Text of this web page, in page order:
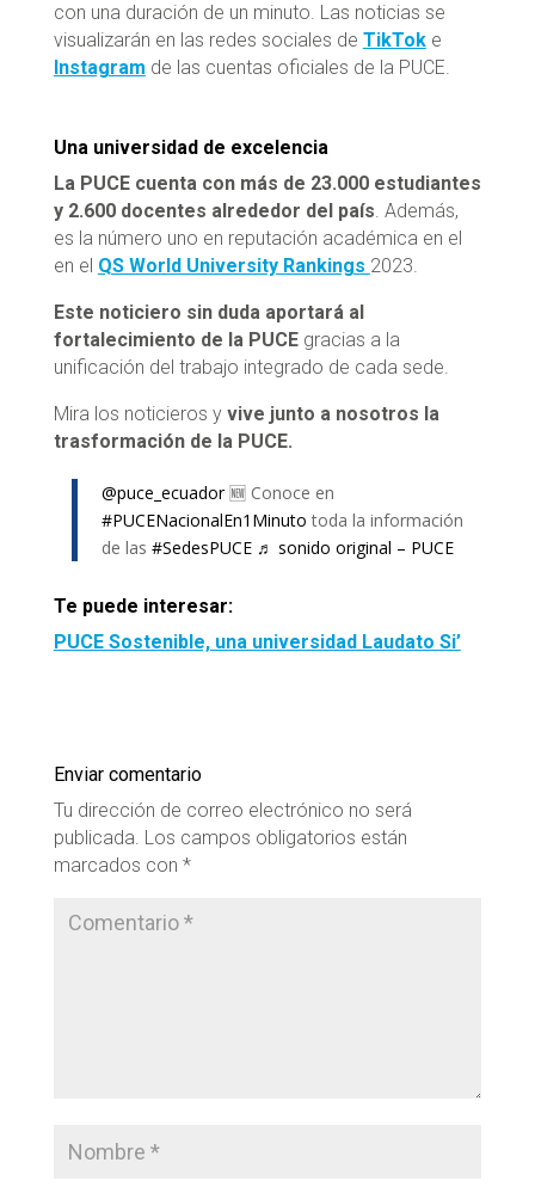
con una duración de un minuto. Las noticias se
visualizarán en las redes sociales de TikToke
Instagram de las cuentas oficiales de la PUCE.
Una universidad de excelencia
La PUCE cuenta con más de 23.000 estudiantes
y 2.600 docentes alrededor del país. Además,
es la número uno en reputación académica en el
en el QS World University Rankings 2023.
Este noticiero sin duda aportará al
fortalecimiento de la PUCEgracias a la
unificación del trabajo integrado de cada sede.
Mira los noticieros y vive junto a nosotros la
trasformación de la PUCE.
@puce_ecuador🆕 Conoce en
#PUCENacionalEn1Minuto toda la información
de las #SedesPUCE ♬ sonido original – PUCE
Te puede interesar:
PUCE Sostenible, una universidad Laudato Si’
Enviar comentario
Tu dirección de correo electrónico no será
publicada. Los campos obligatorios están
marcados con *